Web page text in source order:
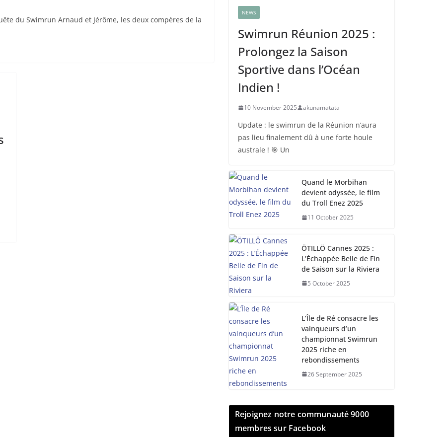
du Swimrun Arnaud et Jérôme, les deux compères de la
NEWS
Swimrun Réunion 2025 :
Prolongez la Saison
Sportive dans l’Océan
Indien !
10 November 2025 akunamatata
Update : le swimrun de la Réunion n’aura
pas lieu finalement dû à une forte houle
australe ! 🎯 Un
Quand le Morbihan
devient odyssée, le film
du Troll Enez 2025
11 October 2025
ÖTILLÖ Cannes 2025 :
L’Échappée Belle de Fin
de Saison sur la Riviera
5 October 2025
L’Île de Ré consacre les
vainqueurs d’un
championnat Swimrun
2025 riche en
rebondissements
26 September 2025
Rejoignez notre communauté 9000
membres sur Facebook